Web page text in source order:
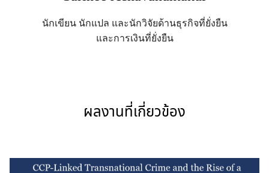
นักเขียน นักแปล และนักวิจัยด้านธุรกิจที่ยั่งยืน
และการเงินที่ยั่งยืน
ผลงานที่เกี่ยวข้อง